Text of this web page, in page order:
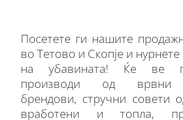
Посетете ги нашите
во Тетово и Скопје и
на убавината! Ќе ве
производи од врвни
брендови, стручни совети
вработени и топла,